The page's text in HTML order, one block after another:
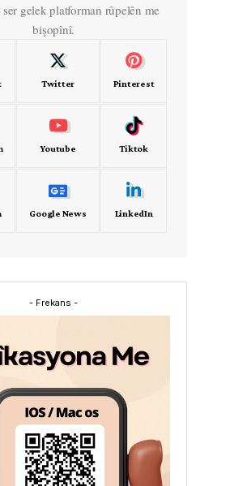
gelek platforman rûpelên me
bişopînî.
Twitter Pinterest
Youtube Tiktok
Google News LinkedIn
- Frekans -